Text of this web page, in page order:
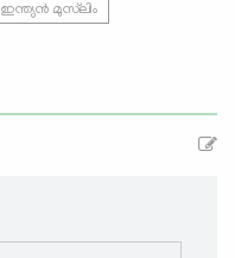
ഇന്ത്യൻ മുസ്‌ലിം